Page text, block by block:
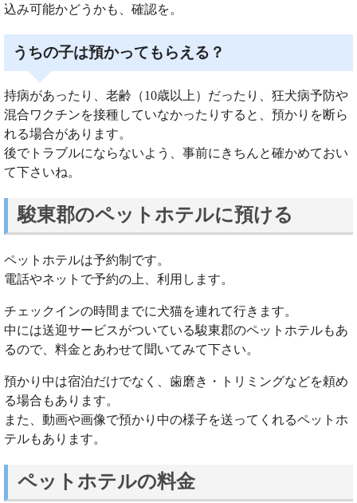
込み可能かどうかも、確認を。
うちの子は預かってもらえる？
持病があったり、老齢（10歳以上）だったり、狂犬病予防や
混合ワクチンを接種していなかったりすると、預かりを断ら
れる場合があります。
後でトラブルにならないよう、事前にきちんと確かめておい
て下さいね。
駿東郡のペットホテルに預ける
ペットホテルは予約制です。
電話やネットで予約の上、利用します。
チェックインの時間までに犬猫を連れて行きます。
中には送迎サービスがついている駿東郡のペットホテルもあ
るので、料金とあわせて聞いてみて下さい。
預かり中は宿泊だけでなく、歯磨き・トリミングなどを頼め
る場合もあります。
また、動画や画像で預かり中の様子を送ってくれるペットホ
テルもあります。
ペットホテルの料金